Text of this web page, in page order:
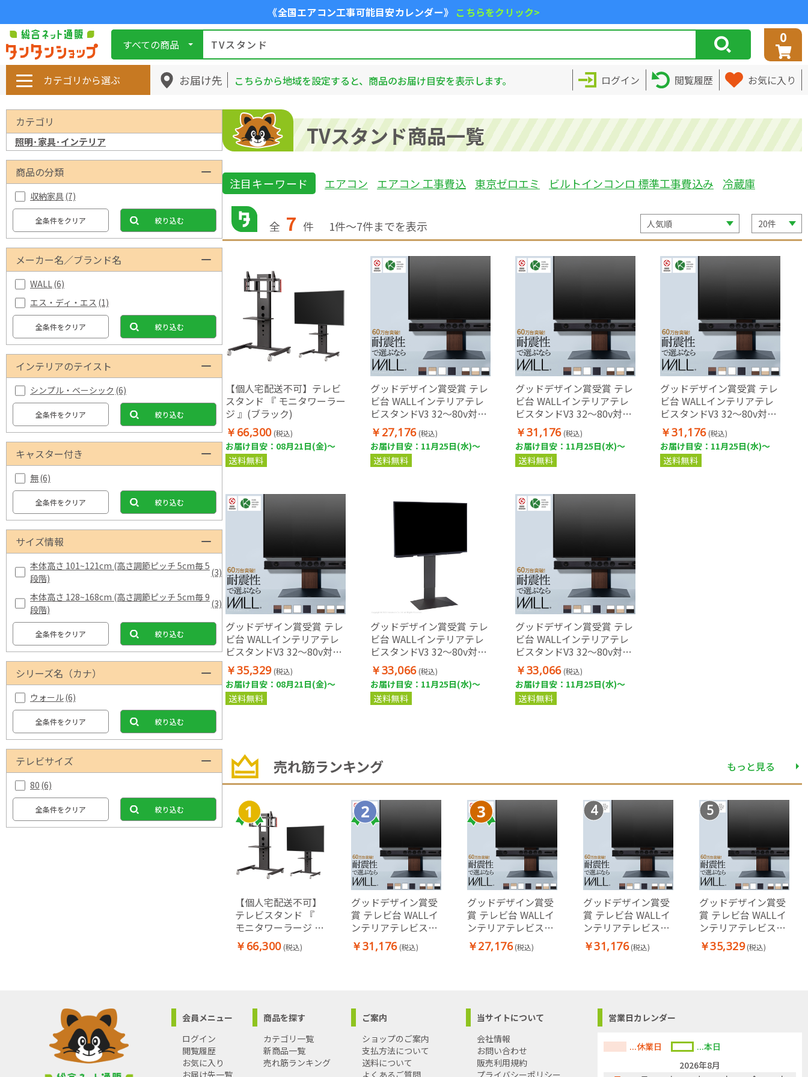
《全国エアコン工事可能目安カレンダー》 こちらをクリック>
すべての商品 0
カテゴリから選ぶ お届け先 こちらから地域を設定すると、商品のお届け目安を表示します。 ログイン 閲覧履歴 お気に入り
カテゴリ
照明･家具･インテリア
商品の分類
収納家具(7)
全条件をクリア 絞り込む
メーカー名／ブランド名
WALL(6)
エス・ディ・エス (1)
全条件をクリア 絞り込む
インテリアのテイスト
シンプル・ベーシック (6)
全条件をクリア 絞り込む
キャスター付き
無(6)
全条件をクリア 絞り込む
サイズ情報
本体高さ 101~121cm (高さ調節ピッチ 5cm毎 5
段階)
(3)
本体高さ 128~168cm (高さ調節ピッチ 5cm毎 9
段階)
(3)
全条件をクリア 絞り込む
シリーズ名（カナ）
ウォール(6)
全条件をクリア 絞り込む
テレビサイズ
80 (6)
全条件をクリア 絞り込む
TVスタンド商品一覧
注目キーワード エアコン エアコン 工事費込 東京ゼロエミ ビルトインコンロ 標準工事費込み 冷蔵庫
全 7 件 1件〜7件までを表示
【個人宅配送不可】テレビ
スタンド 『 モニタワーラー
ジ 』(ブラック)
￥66,300 (税込)
お届け目安：08月21日(金)～
送料無料
グッドデザイン賞受賞 テレ
ビ台 WALLインテリアテレ
ビスタンドV3 32～80v対応
壁寄せテレビ台
￥27,176 (税込)
お届け目安：11月25日(水)～
送料無料
グッドデザイン賞受賞 テレ
ビ台 WALLインテリアテレ
ビスタンドV3 32～80v対応
壁寄せテレビ台
￥31,176 (税込)
お届け目安：11月25日(水)～
送料無料
グッドデザイン賞受賞 テレ
ビ台 WALLインテリアテレ
ビスタンドV3 32～80v対応
壁寄せテレビ台
￥31,176 (税込)
お届け目安：11月25日(水)～
送料無料
グッドデザイン賞受賞 テレ
ビ台 WALLインテリアテレ
ビスタンドV3 32～80v対応
壁寄せテレビ台
￥35,329 (税込)
お届け目安：08月21日(金)～
送料無料
グッドデザイン賞受賞 テレ
ビ台 WALLインテリアテレ
ビスタンドV3 32～80v対応
壁寄せテレビ台
￥33,066 (税込)
お届け目安：11月25日(水)～
送料無料
グッドデザイン賞受賞 テレ
ビ台 WALLインテリアテレ
ビスタンドV3 32～80v対応
壁寄せテレビ台
￥33,066 (税込)
お届け目安：11月25日(水)～
送料無料
売れ筋ランキング もっと見る
【個人宅配送不可】
テレビスタンド 『
モニタワーラージ 』
(ブラック)
￥66,300 (税込)
グッドデザイン賞受
賞 テレビ台 WALLイ
ンテリアテレビスタ
ンドV3 32～80v対応
壁寄せテレビ台
￥31,176 (税込)
グッドデザイン賞受
賞 テレビ台 WALLイ
ンテリアテレビスタ
ンドV3 32～80v対応
壁寄せテレビ台
￥27,176 (税込)
4
グッドデザイン賞受
賞 テレビ台 WALLイ
ンテリアテレビスタ
ンドV3 32～80v対応
壁寄せテレビ台
￥31,176 (税込)
5
グッドデザイン賞受
賞 テレビ台 WALLイ
ンテリアテレビスタ
ンドV3 32～80v対応
壁寄せテレビ台
￥35,329 (税込)
会員メニュー
ログイン
閲覧履歴
お気に入り
お届け先一覧
商品を探す
カテゴリ一覧
新商品一覧
売れ筋ランキング
ご案内
ショップのご案内
支払方法について
送料について
よくあるご質問
当サイトについて
会社情報
お問い合わせ
販売利用規約
プライバシーポリシー
営業日カレンダー
...休業日
...本日
2026年8月